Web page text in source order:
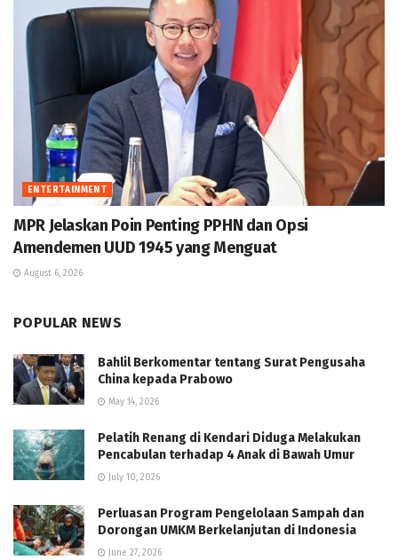
ENTERTAINMENT
MPR Jelaskan Poin Penting PPHN dan Opsi
Amendemen UUD 1945 yang Menguat
August 6, 2026
POPULAR NEWS
Bahlil Berkomentar tentang Surat Pengusaha
China kepada Prabowo
May 14, 2026
Pelatih Renang di Kendari Diduga Melakukan
Pencabulan terhadap 4 Anak di Bawah Umur
July 10, 2026
Perluasan Program Pengelolaan Sampah dan
Dorongan UMKM Berkelanjutan di Indonesia
June 27, 2026